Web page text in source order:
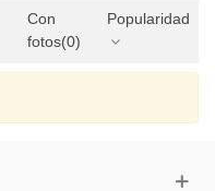
Con
fotos(0)
Popularidad